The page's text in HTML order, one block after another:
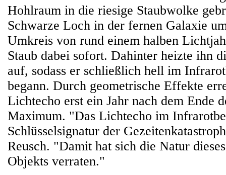
Hohlraum in die riesige Staubwolke
Schwarze Loch in der fernen Galaxie
Umkreis von rund einem halben
Staub dabei sofort. Dahinter heizte ihn
auf, sodass er schließlich hell im
begann. Durch geometrische Effekte
Lichtecho erst ein Jahr nach dem Ende
Maximum. "Das Lichtecho im
Schlüsselsignatur der
Reusch. "Damit hat sich die Natur
Objekts verraten."